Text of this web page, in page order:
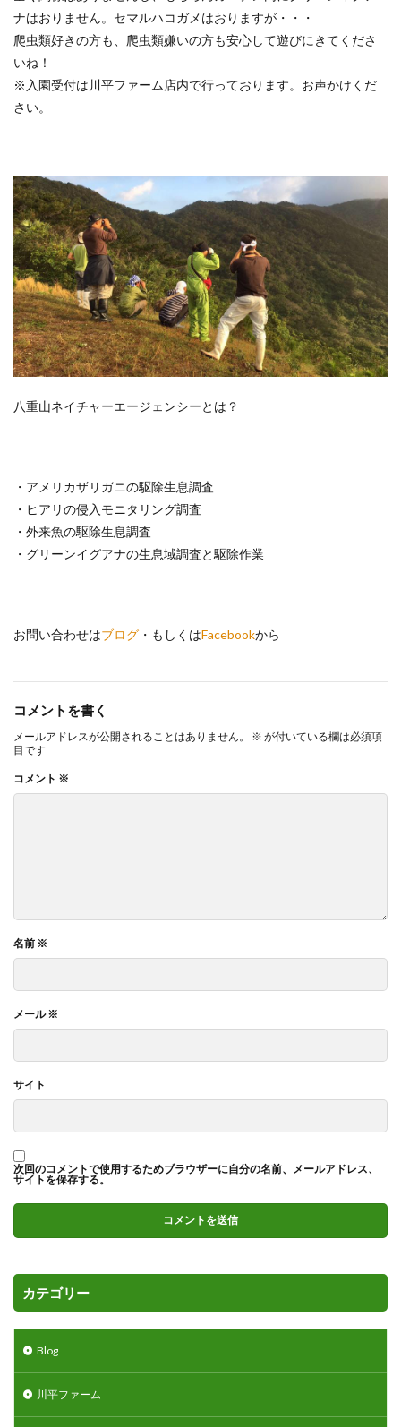
ナはおりません。セマルハコガメはおりますが・・・
爬虫類好きの方も、爬虫類嫌いの方も安心して遊びにきてくださ
いね！
※入園受付は川平ファーム店内で行っております。お声かけくだ
さい。
八重山ネイチャーエージェンシーとは？
・アメリカザリガニの駆除生息調査
・ヒアリの侵入モニタリング調査
・外来魚の駆除生息調査
・グリーンイグアナの生息域調査と駆除作業
お問い合わせはブログ ・もしくはFacebookから
コメントを書く
メールアドレスが公開されることはありません。 ※ が付いている欄は必須項
目です
コメント ※
名前 ※
メール※
サイト
次回のコメントで使用するためブラウザーに自分の名前、メールアドレス、
サイトを保存する。
カテゴリー
Blog
川平ファーム